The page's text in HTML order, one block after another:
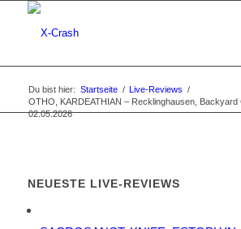
Du bist hier: Startseite / Live-Reviews /
OTHO, KARDEATHIAN – Recklinghausen, Backyard
02.05.2026
NEUESTE LIVE-REVIEWS